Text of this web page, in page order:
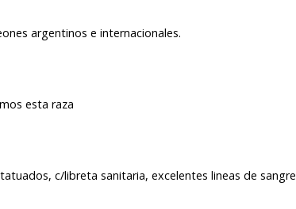
argentinos e internacionales.
esta raza
c/libreta sanitaria, excelentes lineas de sangre